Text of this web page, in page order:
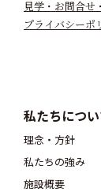
見学・お問合せ
プライバシーポ
私たちにつ
理念・方針
私たちの強み
施設概要